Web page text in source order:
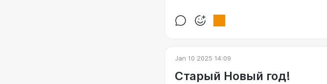
Jan 10 2025 14:09
Старый Новый год!